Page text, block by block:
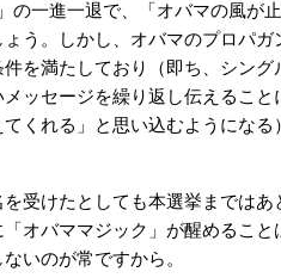
の一進一退で、「オバマの風が
う。しかし、オバマのプロパガ
を満たしており（即ち、シング
ッセージを繰り返し伝えること
くれる」と思い込むようになる
受けたとしても本選挙まではあ
オバママジック」が醒めること
いのが常ですから。